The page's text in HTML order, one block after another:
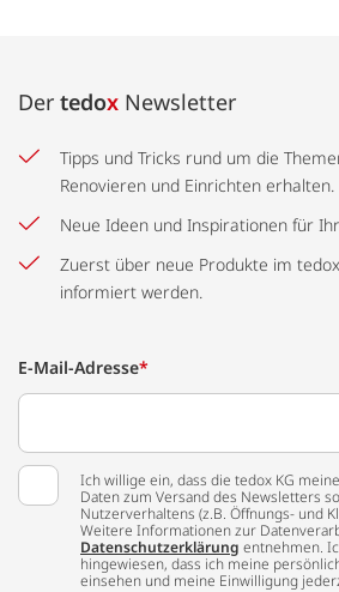
Der tedox Newsletter
Tipps und Tricks rund um die
Renovieren und Einrichten erhalten.
Neue Ideen und Inspirationen für
Zuerst über neue Produkte im
informiert werden.
E-Mail-Adresse*
Ich willige ein, dass die tedox KG
Daten zum Versand des Newsletters
Nutzerverhaltens (z.B. Öffnungs- und
Weitere Informationen zur
Datenschutzerklärung entnehmen.
hingewiesen, dass ich meine
einsehen und meine Einwilligung